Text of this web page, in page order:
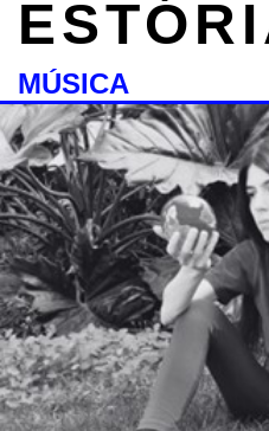
MÚSICA